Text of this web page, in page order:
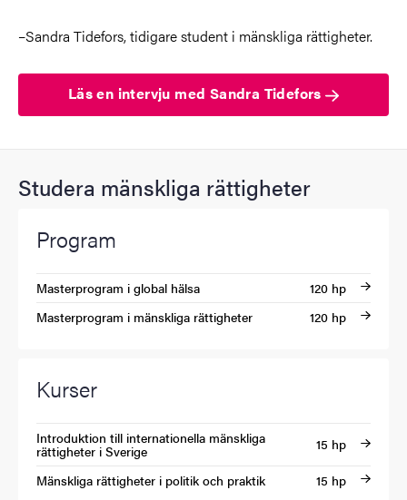
–Sandra Tidefors, tidigare student i mänskliga rättigheter.
Läs en intervju med Sandra Tidefors
Studera mänskliga rättigheter
Program
Masterprogram i global hälsa
120 hp
Masterprogram i mänskliga rättigheter
120 hp
Kurser
Introduktion till internationella mänskliga
rättigheter i Sverige
15 hp
Mänskliga rättigheter i politik och praktik
15 hp